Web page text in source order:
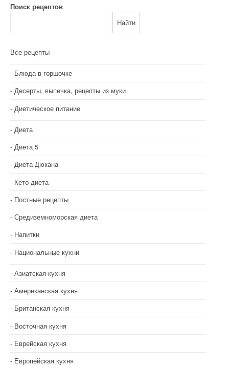
Поиск рецептов
Найти
Все рецепты
Блюда в горшочке
Десерты, выпечка, рецепты из муки
Диетическое питание
Диета
Диета 5
Диета Дюкана
Кето диета
Постные рецепты
Средиземноморская диета
Напитки
Национальные кухни
Азиатская кухня
Американская кухня
Британская кухня
Восточная кухня
Еврейская кухня
Европейская кухня